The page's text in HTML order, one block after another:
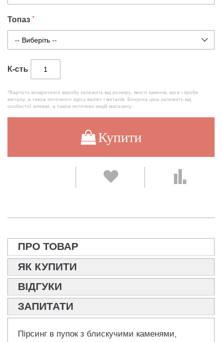
Топаз
К-сть
*Вартість конкретного виробу залежить від розміру, якості каменів, ваги і проби
металу, а також поточного курсу валют і металів. Бонусна ціна залежить від
особистої знижки, а також поточних акцій магазину.
Купити
ПРО ТОВАР
ЯК КУПИТИ
ВІДГУКИ
ЗАПИТАТИ
Пірсинг в пупок з блискучими каменями,